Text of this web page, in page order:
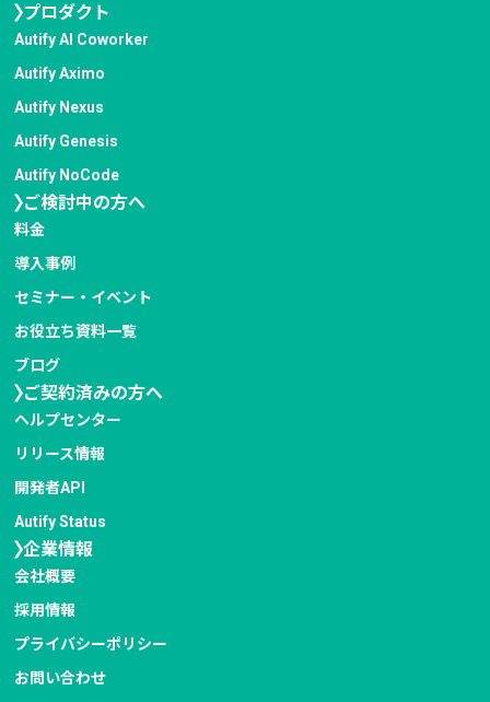
プロダクト
Autify AI Coworker
Autify Aximo
Autify Nexus
Autify Genesis
Autify NoCode
ご検討中の方へ
料金
導入事例
セミナー・イベント
お役立ち資料一覧
ブログ
ご契約済みの方へ
ヘルプセンター
リリース情報
開発者API
Autify Status
企業情報
会社概要
採用情報
プライバシーポリシー
お問い合わせ